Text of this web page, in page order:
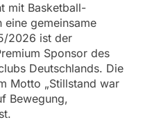
mit Basketball-
eine gemeinsame
2026 ist der
Sponsor des
Deutschlands. Die
Motto „Stillstand war
Bewegung,